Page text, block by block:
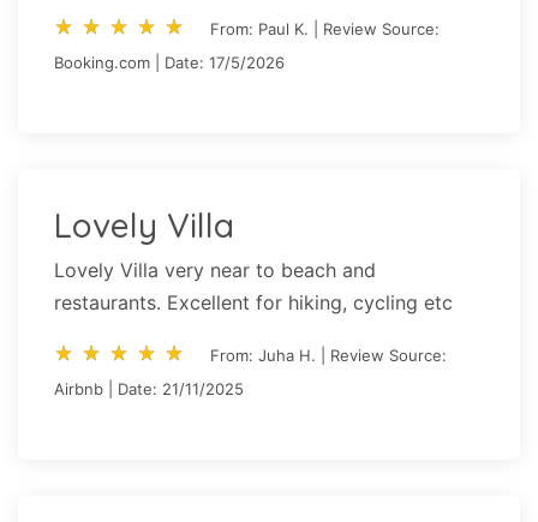
star_rate star_rate star_rate star_rate star_rate
star_rate star_rate star_rate star_rate star_rate
From: Paul K. | Review Source:
Booking.com | Date: 17/5/2026
Lovely Villa
Lovely Villa very near to beach and
restaurants. Excellent for hiking, cycling etc
star_rate star_rate star_rate star_rate star_rate
star_rate star_rate star_rate star_rate star_rate
From: Juha H. | Review Source:
Airbnb | Date: 21/11/2025